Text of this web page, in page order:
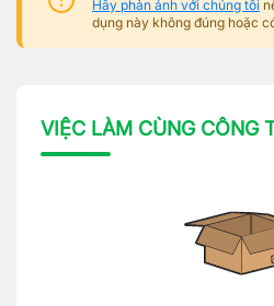
Hãy phản ánh với chúng tôi
dụng này không đúng hoặc
VIỆC LÀM CÙNG CÔNG